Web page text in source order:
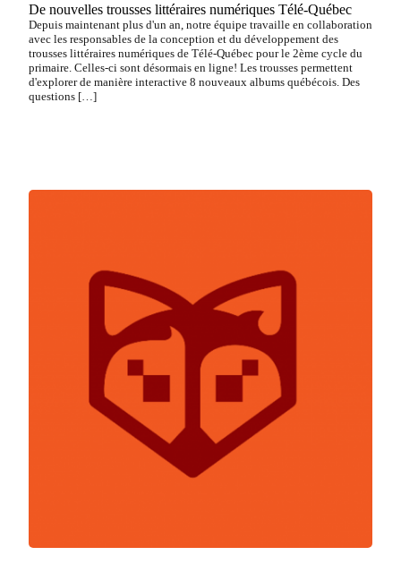
De nouvelles trousses littéraires numériques Télé-Québec
Depuis maintenant plus d'un an, notre équipe travaille en collaboration
avec les responsables de la conception et du développement des
trousses littéraires numériques de Télé-Québec pour le 2ème cycle du
primaire. Celles-ci sont désormais en ligne! Les trousses permettent
d'explorer de manière interactive 8 nouveaux albums québécois. Des
questions […]